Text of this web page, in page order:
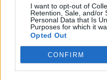
I want to opt-out of
Retention, Sale, and/or
Personal Data that Is
Purposes for which it
Opted Out
CONFIRM
Singular Logic που
μια με μιάμιση ώρα
ενώ έως τις 10 το
περίπου το 80% των
Γενικότερα, η